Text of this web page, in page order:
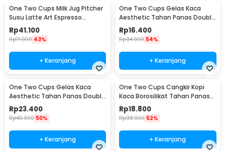
One Two Cups Milk Jug Pitcher
Susu Latte Art Espresso
Stainless Steel 350ml - 10084
Rp41.100
Rp71.900 43%
+ Keranjang
One Two Cups Gelas Kaca
Aesthetic Tahan Panas Double
Wall Glass 250ml - PLY1704
Rp16.400
Rp34.900 54%
+ Keranjang
One Two Cups Gelas Kaca
Aesthetic Tahan Panas Double
Wall Glass 433ml - PLY1704
Rp23.400
Rp45.900 50%
+ Keranjang
One Two Cups Cangkir Kopi
Kaca Borosilikat Tahan Panas
Double Wall Cup 160ml
Rp18.800
Rp38.900 52%
+ Keranjang